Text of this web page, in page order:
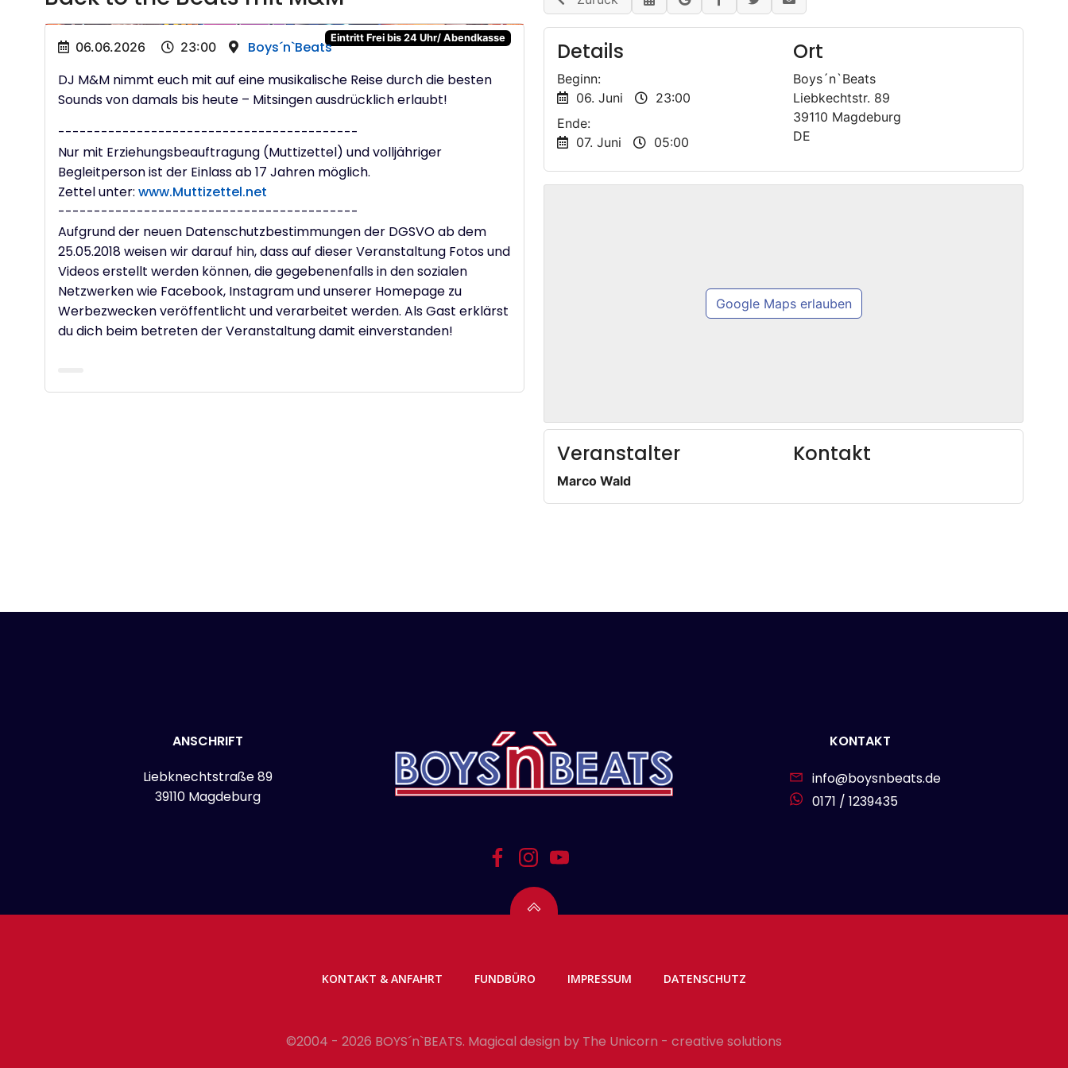
Eintritt Frei bis 24 Uhr/ Abendkasse
06.06.2026 23:00
Boys´n`Beats
DJ M&M nimmt euch mit auf eine musikalische Reise durch die besten
Sounds von damals bis heute – Mitsingen ausdrücklich erlaubt!
------------------------------------------
Nur mit Erziehungsbeauftragung (Muttizettel) und volljähriger
Begleitperson ist der Einlass ab 17 Jahren möglich.
Zettel unter: www.Muttizettel.net
------------------------------------------
Aufgrund der neuen Datenschutzbestimmungen der DGSVO ab dem
25.05.2018 weisen wir darauf hin, dass auf dieser Veranstaltung Fotos und
Videos erstellt werden können, die gegebenenfalls in den sozialen
Netzwerken wie Facebook, Instagram und unserer Homepage zu
Werbezwecken veröffentlicht und verarbeitet werden. Als Gast erklärst
du dich beim betreten der Veranstaltung damit einverstanden!
Details
Beginn:
06. Juni
23:00
Ende:
07. Juni
05:00
Ort
Boys´n`Beats
Liebkechtstr. 89
39110 Magdeburg
DE
Google Maps erlauben
Veranstalter
Marco Wald
Kontakt
ANSCHRIFT
Liebknechtstraße 89
39110 Magdeburg
KONTAKT
info@boysnbeats.de
0171 / 1239435
KONTAKT & ANFAHRT FUNDBÜRO IMPRESSUM DATENSCHUTZ
©2004 - 2026 BOYS´n`BEATS. Magical design by The Unicorn - creative solutions